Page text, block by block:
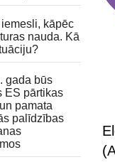
kāpēc
nauda. Kā
gada būs
ES pārtikas
pamata
palīdzības